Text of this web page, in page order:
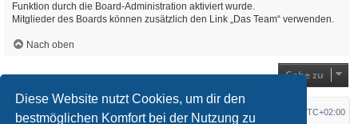
Diese Website nutzt Cookies, um dir den
bestmöglichen Komfort bei der Nutzung zu
Funktion durch die Board-Administration aktiviert wurde.
Mitglieder des Boards können zusätzlich den Link „Das Team“ verwenden.
Nach oben
Gehe zu
Startseite Foren-Übersicht UTC+02:00